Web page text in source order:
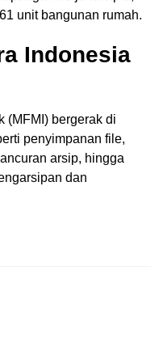
unit bangunan rumah.
Indonesia
(MFMI) bergerak di
penyimpanan file,
arsip, hingga
dan